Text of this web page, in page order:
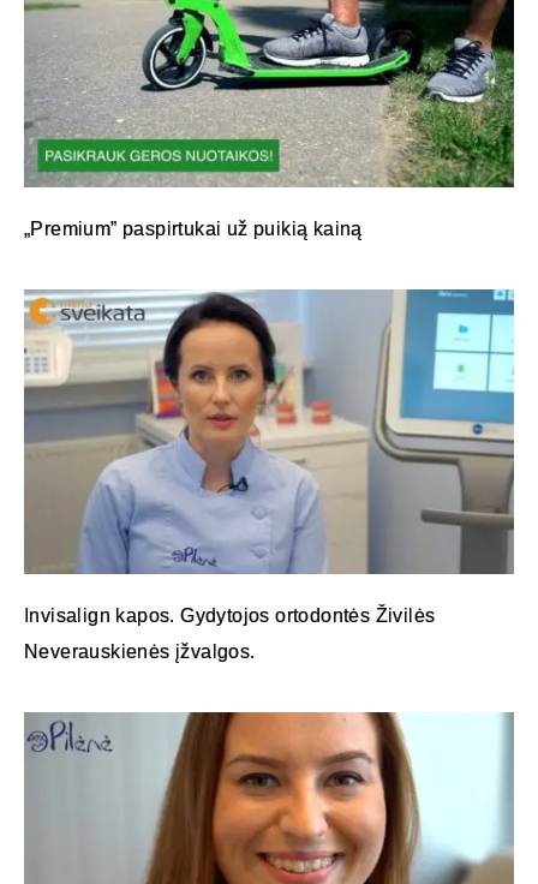
„Premium” paspirtukai už puikią kainą
Invisalign kapos. Gydytojos ortodontės Živilės
Neverauskienės įžvalgos.